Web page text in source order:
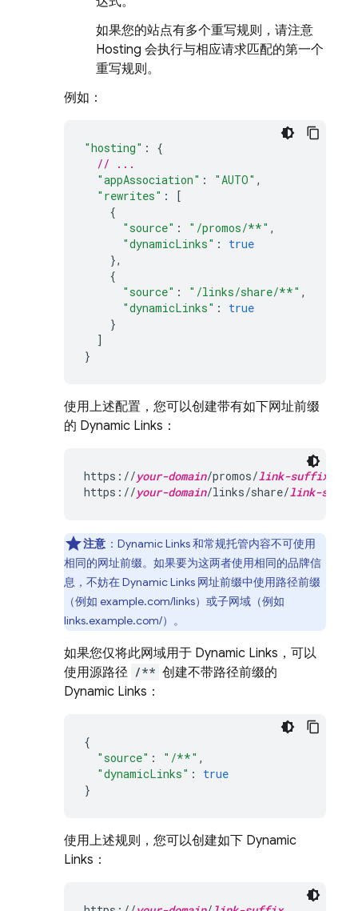
如果您的站点有多个重写规则，请注意
Hosting 会执行与相应请求匹配的第一个
重写规则。
例如：
"hosting" :
{
// ...
"appAssociation" : "AUTO" ,
"rewrites" :
[
{
"source" : "/promos/**" ,
"dynamicLinks" :
true
},
{
"source" : "/links/share/**" ,
"dynamicLinks" :
true
}
]
}
使用上述配置，您可以创建带有如下网址前缀
的 Dynamic Links ：
https://your-domain/promos/link-suffix
https://your-domain/links/share/link-
注意 ： Dynamic Links和常规托管内容不可使用
相同的网址前缀。如果要为这两者使用相同的品牌信
息，不妨在Dynamic Links 网址前缀中使用路径前缀
（例如 example.com/links）或子网域（例如
links.example.com/）。
如果您仅将此网域用于 Dynamic Links ，可以
使用源路径 /** 创建不带路径前缀的
Dynamic Links ：
{
"source" : "/**" ,
"dynamicLinks" :
true
}
使用上述规则，您可以创建如下 Dynamic
Links ：